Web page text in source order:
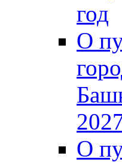
год
О
О